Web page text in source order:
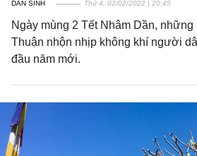
DÂN SINH Thứ 4, 02/02/2022 | 20:45
Ngày mùng 2 Tết Nhâm Dần,
Thuận nhộn nhịp không khí người
đầu năm mới.